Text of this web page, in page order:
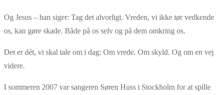
Og Jesus – han siger: Tag det alvorligt. Vreden, vi ikke tør vedkende
os, kan gøre skade. Både på os selv og på dem omkring os.
Det er dét, vi skal tale om i dag: Om vrede. Om skyld. Og om en vej
videre.
I sommeren 2007 var sangeren Søren Huss i Stockholm for at spille